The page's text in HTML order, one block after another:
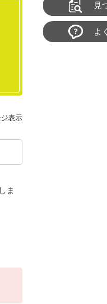
表示
ま
見
よ